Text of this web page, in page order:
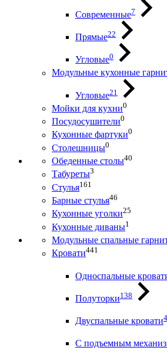
Современные7
Прямые22
Угловые0
Модульные кухонные
Угловые21
Мойки для кухни0
Посудосушители0
Кухонные фартуки0
Столешницы0
Обеденные столы40
Табуреты3
Стулья161
Барные стулья46
Кухонные уголки25
Кухонные диваны1
Модульные спальные
Кровати441
Односпальные
Полуторки138
Двуспальные кровати
С подъемным